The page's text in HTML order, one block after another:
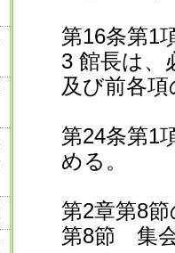
第16条第1
3 館長は、
及び前各
第24条第1
める。
第2章第8
第8節 集